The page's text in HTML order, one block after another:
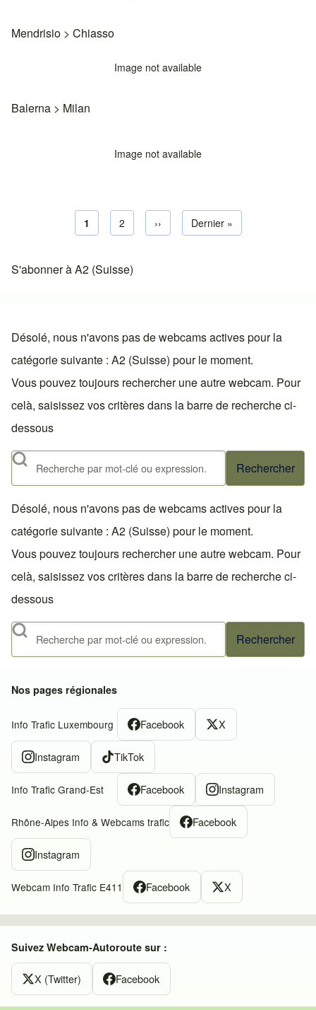
Mendrisio > Chiasso
Image not available
Balerna > Milan
Image not available
Pagination
Page courante
1 Page default
2 Next page
›› Dernière page
Dernier »
S'abonner à A2 (Suisse)
Désolé, nous n'avons pas de webcams actives pour la
catégorie suivante : A2 (Suisse) pour le moment.
Vous pouvez toujours rechercher une autre webcam. Pour
celà, saisissez vos critères dans la barre de recherche ci-
dessous
Rechercher
Désolé, nous n'avons pas de webcams actives pour la
catégorie suivante : A2 (Suisse) pour le moment.
Vous pouvez toujours rechercher une autre webcam. Pour
celà, saisissez vos critères dans la barre de recherche ci-
dessous
Rechercher
Nos pages régionales
Info Trafic Luxembourg Facebook X
Instagram TikTok
Info Trafic Grand-Est Facebook Instagram
Rhône-Alpes Info & Webcams trafic Facebook
Instagram
Webcam Info Trafic E411 Facebook X
Suivez Webcam-Autoroute sur :
X (Twitter) Facebook